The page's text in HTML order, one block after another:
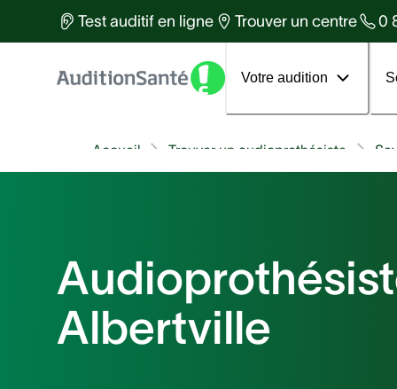
Test auditif en ligne Trouver un centre 0
Votre audition
Des équipes d'experts à votre
services
Votre 1er rendez-vous
Trouver un audioprothésiste
Accueil
Albertville